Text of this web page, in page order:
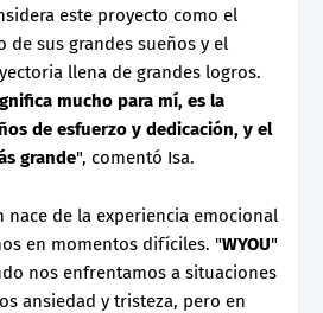
este proyecto como el
sus grandes sueños y el
llena de grandes logros.
mucho para mí, es la
de esfuerzo y dedicación, y el
grande", comentó Isa.
nace de la experiencia emocional
en momentos difíciles. "WYOU"
nos enfrentamos a situaciones
ansiedad y tristeza, pero en